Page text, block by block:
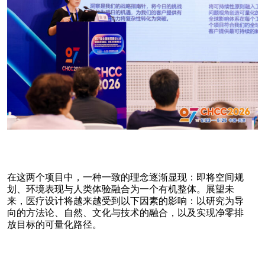
在这两个项目中，一种一致的理念逐渐显现：即将空间规
划、环境表现与人类体验融合为一个有机整体。展望未
来，医疗设计将越来越受到以下因素的影响：以研究为导
向的方法论、自然、文化与技术的融合，以及实现净零排
放目标的可量化路径。